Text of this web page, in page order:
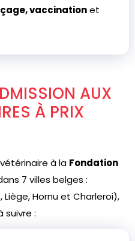
vaccinationet
AUX
À PRIX
à la Fondation
7 villes belges :
Liège, Hornu et Charleroi),
suivre :